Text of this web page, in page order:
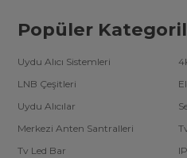
Popüler
Uydu Alıcı Sistemleri
LNB Çeşitleri
Uydu Alıcılar
Merkezi Anten Santralleri
Tv Led Bar